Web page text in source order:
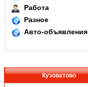
Работа
Разное
Авто-объявления
Кузоватово